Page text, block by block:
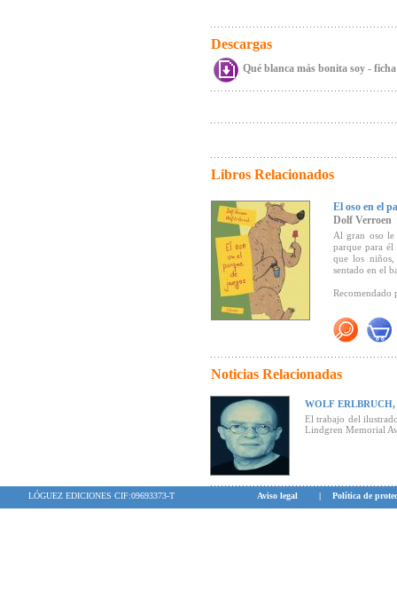
Descargas
Qué blanca más bonita soy - ficha
Libros Relacionados
El oso en el
Dolf Verroen
Al gran oso le
parque para
que los niños,
sentado en el
Recomendado
El autor,
expectativas:
avispado y
característico
"... Mención
ricas, tan
largo rato. Un
Noticias Relacionadas
WOLF
El trabajo del
Lindgren Memorial
LÓGUEZ EDICIONES CIF:09693373-T Aviso legal | Política de